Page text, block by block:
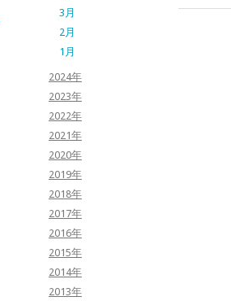
3月
2月
1月
2024年
2023年
2022年
2021年
2020年
2019年
2018年
2017年
2016年
2015年
2014年
2013年